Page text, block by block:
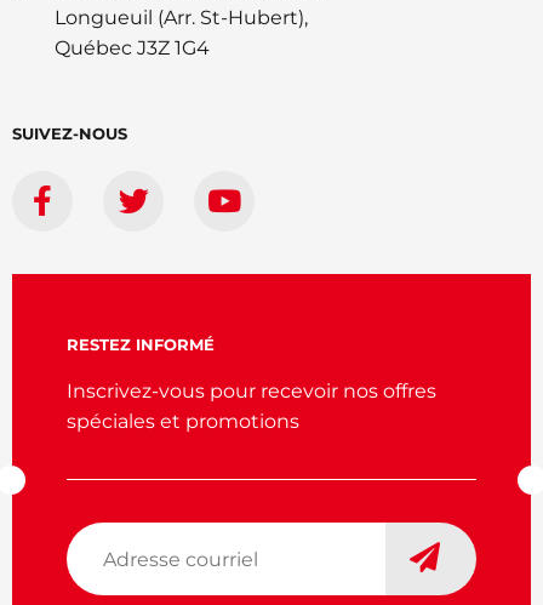
Longueuil (Arr. St-Hubert),
Québec J3Z 1G4
SUIVEZ-NOUS
RESTEZ INFORMÉ
Inscrivez-vous pour recevoir nos offres
spéciales et promotions
Adresse
courriel